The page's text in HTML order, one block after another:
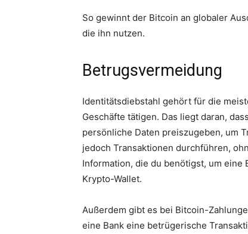
So gewinnt der Bitcoin an globaler
die ihn nutzen.
Betrugsvermeidung
Identitätsdiebstahl gehört für die
Geschäfte tätigen. Das liegt daran,
persönliche Daten preiszugeben, um
jedoch Transaktionen durchführen,
Information, die du benötigst, um
Krypto-Wallet.
Außerdem gibt es bei Bitcoin-
eine Bank eine betrügerische